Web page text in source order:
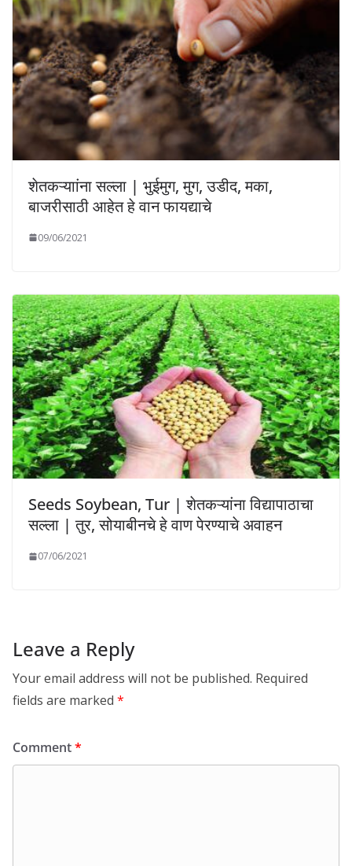
शेतकऱ्याांना सल्ला | भुईमुग, मुग, उडीद, मका,
बाजरीसाठी आहेत हे वान फायद्याचे
09/06/2021
Seeds Soybean, Tur | शेतकऱ्यांना विद्यापाठाचा
सल्ला | तुर, सोयाबीनचे हे वाण पेरण्याचे अवाहन
07/06/2021
Leave a Reply
Your email address will not be published. Required
fields are marked *
Comment*